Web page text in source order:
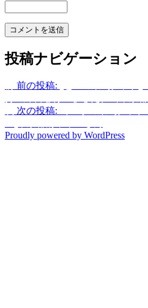
投稿ナビゲーション
前の投稿:
次の投稿:
Proudly powered by WordPress